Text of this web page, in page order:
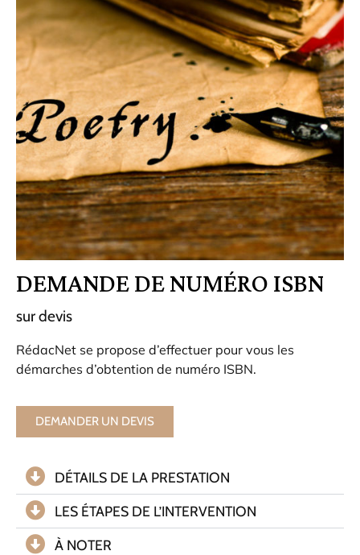
DEMANDE DE NUMÉRO ISBN
sur devis
RédacNet se propose d’effectuer pour vous les
démarches d’obtention de numéro ISBN.
DEMANDER UN DEVIS
DÉTAILS DE LA PRESTATION
LES ÉTAPES DE L’INTERVENTION
À NOTER